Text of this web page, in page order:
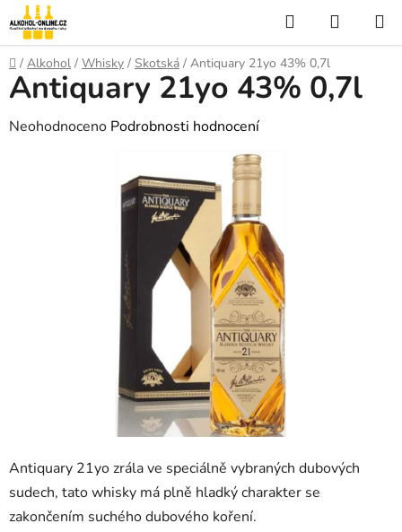
Přejít
na
obsah
Hledat
KOŠÍK
Domů
/ Alkohol / Whisky / Skotská / Antiquary 21yo 43% 0,7l
Antiquary 21yo zrála ve speciálně vybraných dubových
sudech, tato whisky má plně hladký charakter se
zakončením suchého dubového koření.
Antiquary 21yo 43% 0,7l
Průměrné
Neohodnoceno Podrobnosti hodnocení